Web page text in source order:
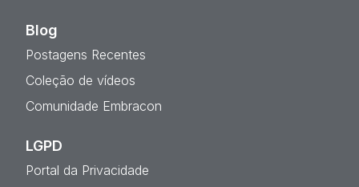
Blog
Postagens Recentes
Coleção de vídeos
Comunidade Embracon
LGPD
Portal da Privacidade